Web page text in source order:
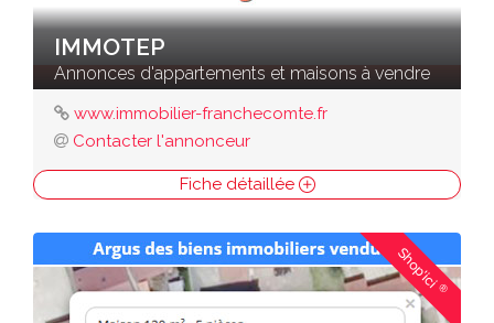
IMMOTEP
Annonces d'appartements et maisons à vendre
www.immobilier-franchecomte.fr
Contacter l'annonceur
Fiche détaillée
Shop'ici®